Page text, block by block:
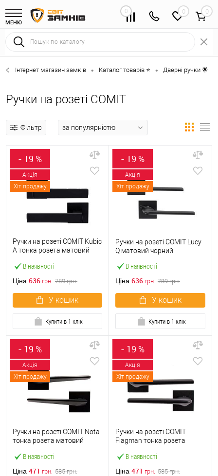
МЕНЮ
0 0
Інтернет магазин замків • Каталог товарів ⭐ • Дверні ручки 🌟
Ручки на розеті COMIT
Фільтр
- 19 %
Акція
Хіт продажу
В наявності
Ручки на розеті COMIT Kubic
A тонка розета матовий
Ціна 636 грн. 789грн.
У кошик
Купити в 1 клік
- 19 %
Акція
Хіт продажу
В наявності
Ручки на розеті COMIT Lucy
Q матовий чорний
Ціна 636 грн. 789грн.
У кошик
Купити в 1 клік
- 19 %
Акція
Хіт продажу
В наявності
Ручки на розеті COMIT Nota
тонка розета матовий
Ціна 471 грн. 585грн.
- 19 %
Акція
Хіт продажу
В наявності
Ручки на розеті COMIT
Flagman тонка розета
Ціна 471 грн. 585грн.